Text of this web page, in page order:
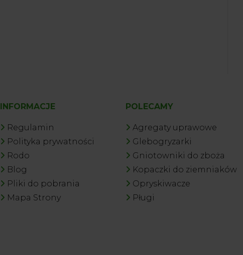
INFORMACJE
Regulamin
Polityka prywatności
Rodo
Blog
Pliki do pobrania
Mapa Strony
POLECAMY
Agregaty uprawowe
Glebogryzarki
Gniotowniki do zboża
Kopaczki do ziemniaków
Opryskiwacze
Pługi